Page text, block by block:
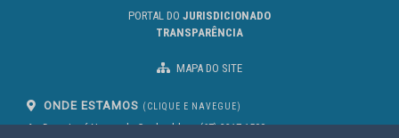
PORTAL DO JURISDICIONADO
TRANSPARÊNCIA
MAPA DO SITE
ONDE ESTAMOS (CLIQUE E NAVEGUE)
Av. Des. José Nunes da Cunha, bloco(67) 3317-1500